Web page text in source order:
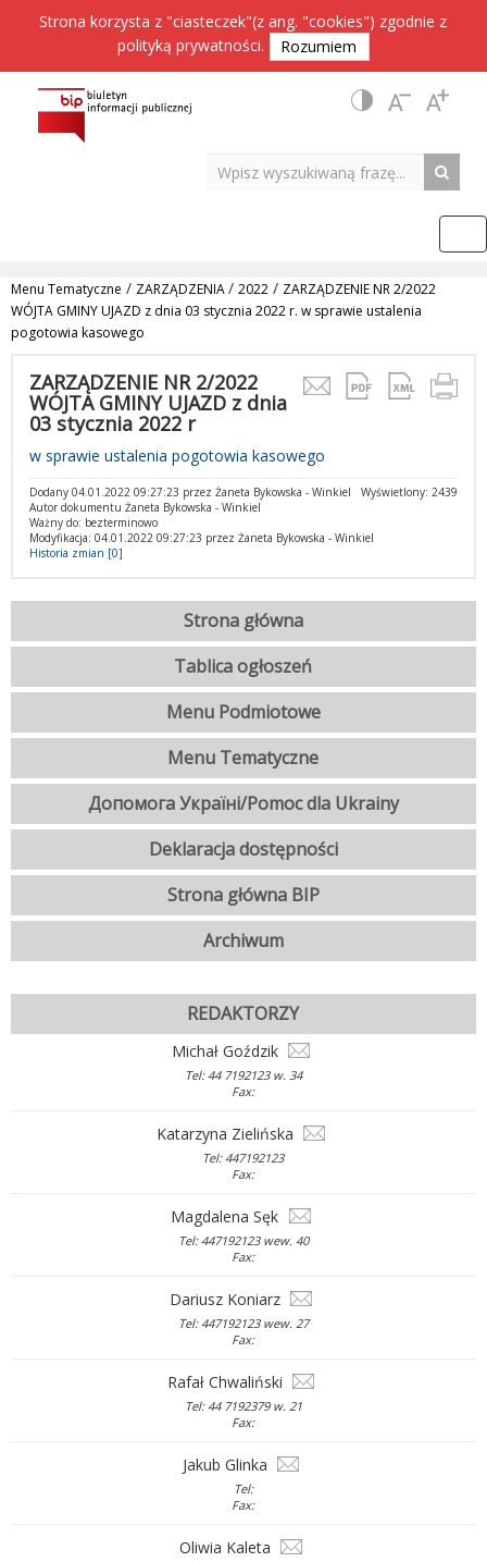
Strona korzysta z "ciasteczek"(z ang. "cookies") zgodnie z
polityką prywatności. Rozumiem
Menu Tematyczne / ZARZĄDZENIA/ 2022 / ZARZĄDZENIE NR 2/2022
WÓJTA GMINY UJAZD z dnia 03 stycznia 2022 r. w sprawie ustalenia
pogotowia kasowego
ZARZĄDZENIE NR 2/2022
WÓJTA GMINY UJAZD z dnia
03 stycznia 2022 r
w sprawie ustalenia pogotowia kasowego
Wyświetlony: 2439
Dodany 04.01.2022 09:27:23 przez Żaneta Bykowska - Winkiel
Autor dokumentu Żaneta Bykowska - Winkiel
Ważny do: bezterminowo
Modyfikacja: 04.01.2022 09:27:23 przez Żaneta Bykowska - Winkiel
Historia zmian [0]
Strona główna
Tablica ogłoszeń
Menu Podmiotowe
Menu Tematyczne
Допомога Україні/Pomoc dla Ukrainy
Deklaracja dostępności
Strona główna BIP
Archiwum
REDAKTORZY
Michał Goździk
Tel: 44 7192123 w. 34
Fax:
Katarzyna Zielińska
Tel: 447192123
Fax:
Magdalena Sęk
Tel: 447192123 wew. 40
Fax:
Dariusz Koniarz
Tel: 447192123 wew. 27
Fax:
Rafał Chwaliński
Tel: 44 7192379 w. 21
Fax:
Jakub Glinka
Tel:
Fax:
Oliwia Kaleta